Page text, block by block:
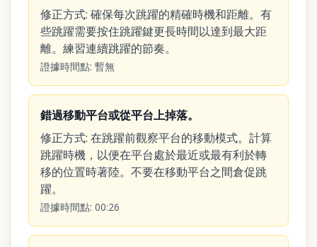
修正方式: 確保每次跳躍的精確時機和距離。有
些跳躍需要按住跳躍鍵更長時間以達到最大距
離。練習連續跳躍的節奏。
證據時間點: 暫無
錯過移動平台或從平台上掉落。
修正方式: 在跳躍前觀察平台的移動模式。計算
跳躍時機，以便在平台處於最近或最有利於轉
移的位置時著陸。不要在移動平台之間倉促跳
躍。
證據時間點: 00:26